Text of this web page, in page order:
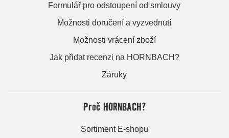
Formulář pro odstoupení od smlouvy
Možnosti doručení a vyzvednutí
Možnosti vrácení zboží
Jak přidat recenzi na HORNBACH?
Záruky
Proč HORNBACH?
Sortiment E-shopu